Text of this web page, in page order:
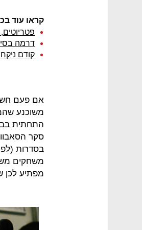
קראו עוד
דרמה
קודם
אם פעם
משוכנע
התחתית
סקר
בסדרות
משחקים
מפתיע לכן